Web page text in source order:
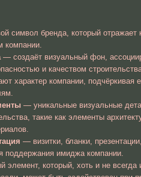
хоть и не всегда используется
задействован при продвижении
укрепить запоминаемость компании
для